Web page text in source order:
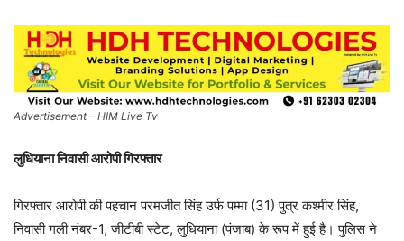
Advertisement – HIM Live Tv
लुधियाना निवासी आरोपी गिरफ्तार
गिरफ्तार आरोपी की पहचान परमजीत सिंह उर्फ पम्मा (31) पुत्र कश्मीर सिंह,
निवासी गली नंबर-1, जीटीबी स्टेट, लुधियाना (पंजाब) के रूप में हुई है। पुलिस ने